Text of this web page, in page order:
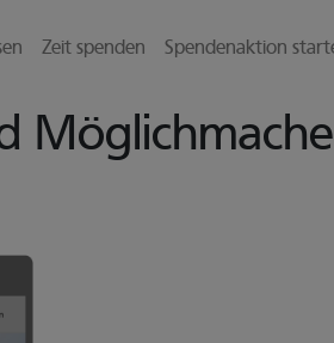
Zeit spenden Spendenaktion